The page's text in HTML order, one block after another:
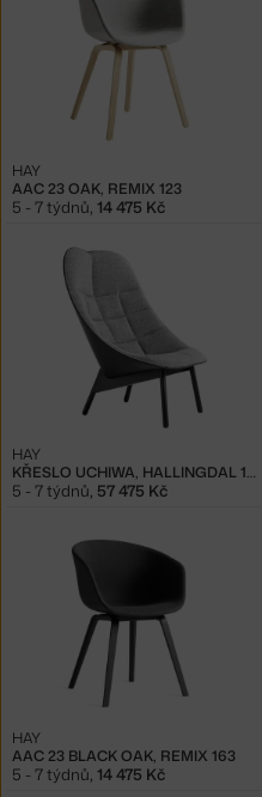
AAC 23 OAK, REMIX 123
HAY
5 - 7 týdnů, 14 475 Kč
KŘESLO UCHIWA, HALLINGDAL 166/SIERRA SI1001
HAY
5 - 7 týdnů, 57 475 Kč
AAC 23 BLACK OAK, REMIX 163
HAY
5 - 7 týdnů, 14 475 Kč